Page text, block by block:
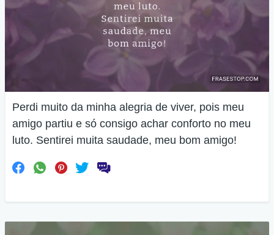
Perdi muito da minha alegria de viver, pois meu
amigo partiu e só consigo achar conforto no meu
luto. Sentirei muita saudade, meu bom amigo!